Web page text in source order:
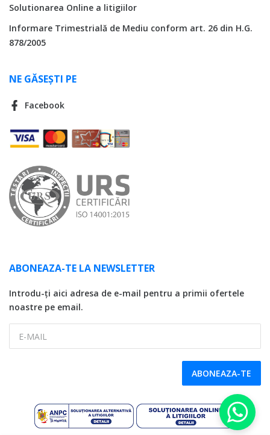
Solutionarea Online a litigiilor
Informare Trimestrială de Mediu conform art. 26 din H.G.
878/2005
NE GĂSEȘTI PE
Facebook
ABONEAZA-TE LA NEWSLETTER
Introdu-ți aici adresa de e-mail pentru a primii ofertele
noastre pe email.
ABONEAZA-TE